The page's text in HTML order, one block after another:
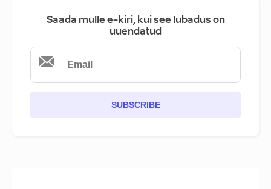
Saada mulle e-kiri, kui see lubadus on
uuendatud
SUBSCRIBE